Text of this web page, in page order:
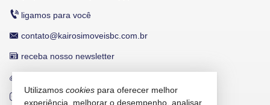
ligamos para você
contato@kairosimoveisbc.com.br
receba nosso newsletter
Utilizamos cookies para oferecer melhor
experiência, melhorar o desempenho, analisar